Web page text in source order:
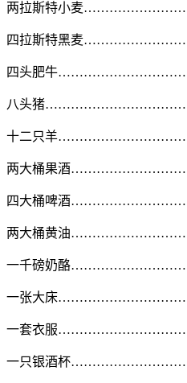
两拉斯特小麦
四拉斯特黑麦
四头肥牛
八头猪
十二只羊
两大桶果酒
四大桶啤酒
两大桶黄油
一千磅奶酪
一张大床
一套衣服
一只银酒杯